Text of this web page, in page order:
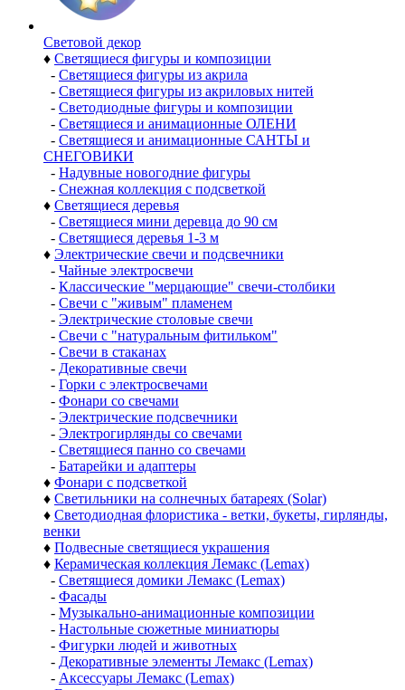
Световой декор
♦ Светящиеся фигуры и композиции
- Светящиеся фигуры из акрила
- Светящиеся фигуры из акриловых нитей
- Светодиодные фигуры и композиции
- Светящиеся и анимационные ОЛЕНИ
- Светящиеся и анимационные САНТЫ и
СНЕГОВИКИ
- Надувные новогодние фигуры
- Снежная коллекция с подсветкой
♦ Светящиеся деревья
- Светящиеся мини деревца до 90 см
- Светящиеся деревья 1-3 м
♦ Электрические свечи и подсвечники
- Чайные электросвечи
- Классические "мерцающие" свечи-столбики
- Свечи с "живым" пламенем
- Электрические столовые свечи
- Свечи с "натуральным фитильком"
- Свечи в стаканах
- Декоративные свечи
- Горки с электросвечами
- Фонари со свечами
- Электрические подсвечники
- Электрогирлянды со свечами
- Светящиеся панно со свечами
- Батарейки и адаптеры
♦ Фонари с подсветкой
♦ Светильники на солнечных батареях (Solar)
♦ Светодиодная флористика - ветки, букеты, гирлянды,
венки
♦ Подвесные светящиеся украшения
♦ Керамическая коллекция Лемакс (Lemax)
- Светящиеся домики Лемакс (Lemax)
- Фасады
- Музыкально-анимационные композиции
- Настольные сюжетные миниатюры
- Фигурки людей и животных
- Декоративные элементы Лемакс (Lemax)
- Аксессуары Лемакс (Lemax)